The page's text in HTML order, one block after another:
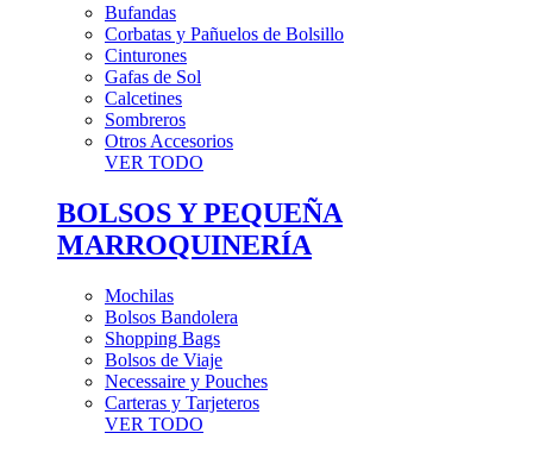
Bufandas
Corbatas y Pañuelos de Bolsillo
Cinturones
Gafas de Sol
Calcetines
Sombreros
Otros Accesorios
VER TODO
BOLSOS Y PEQUEÑA
MARROQUINERÍA
Mochilas
Bolsos Bandolera
Shopping Bags
Bolsos de Viaje
Necessaire y Pouches
Carteras y Tarjeteros
VER TODO